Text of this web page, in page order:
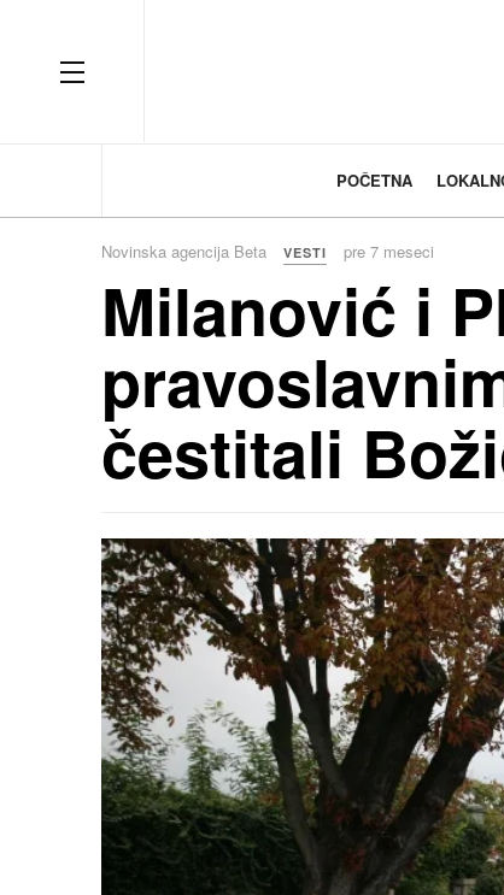
OFF CANVAS
POČETNA
Novinska agencija Beta VESTI pre 7 meseci
Milanović i
čestitali